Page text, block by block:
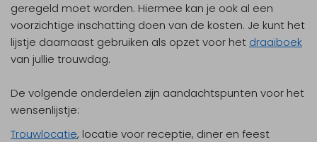
geregeld moet worden. Hiermee kan je ook al een
voorzichtige inschatting doen van de kosten. Je kunt het
lijstje daarnaast gebruiken als opzet voor het draaiboek
van jullie trouwdag.
De volgende onderdelen zijn aandachtspunten voor het
wensenlijstje:
Trouwlocatie, locatie voor receptie, diner en feest